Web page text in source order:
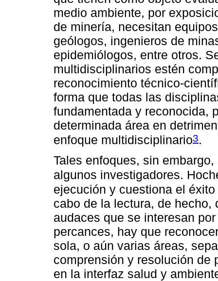
medio ambiente, por
de minería, necesitan
geólogos, ingenieros de
epidemiólogos, entre otros.
multidisciplinarios estén
reconocimiento técnico-
forma que todas las
fundamentada y reconocida,
determinada área en
enfoque multidisciplinario3.
Tales enfoques, sin
algunos investigadores.
ejecución y cuestiona el
cabo de la lectura, de
audaces que se interesan
percances, hay que
sola, o aún varias áreas,
comprensión y resolución de
en la interfaz salud y